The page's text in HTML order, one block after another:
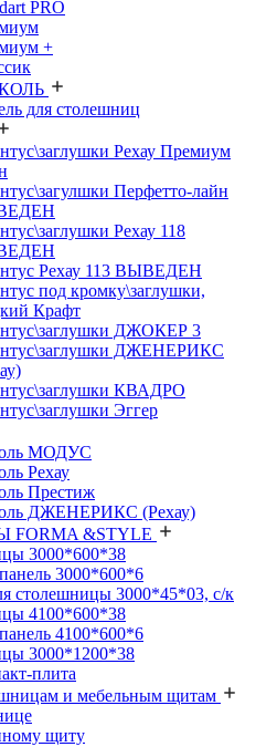
PRO
+
для столешниц
Рехау Премиум
Перфетто-лайн
Рехау 118
Рехау 113 ВЫВЕДЕН
под кромку\заглушки,
Крафт
ДЖОКЕР 3
ДЖЕНЕРИКС
КВАДРО
Эггер
МОДУС
Рехау
Престиж
ДЖЕНЕРИКС (Рехау)
&STYLE
3000*600*38
3000*600*6
столешницы 3000*45*03, с/к
4100*600*38
4100*600*6
3000*1200*38
плита
и мебельным щитам
щиту